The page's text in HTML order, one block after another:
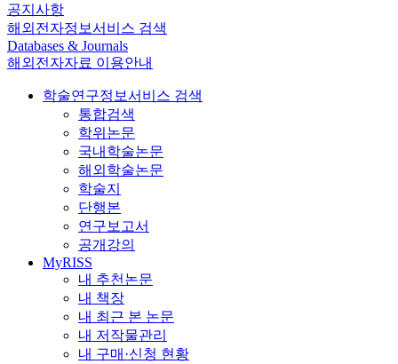
공지사항
해외전자정보서비스 검색
Databases & Journals
해외전자자료 이용안내
학술연구정보서비스 검색
통합검색
학위논문
국내학술논문
해외학술논문
학술지
단행본
연구보고서
공개강의
MyRISS
내 추천논문
내 책장
내 최근 본 논문
내 저작물관리
내 구매·신청 현황